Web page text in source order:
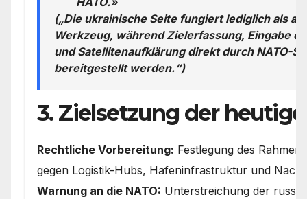
(„Die ukrainische Seite fungiert lediglich als
Werkzeug, während Zielerfassung, Eingabe
und Satellitenaufklärung direkt durch NATO-
bereitgestellt werden.“)
3. Zielsetzung der
Rechtliche Vorbereitung: Festlegung des
gegen Logistik-Hubs, Hafeninfrastruktur und
Warnung an die NATO: Unterstreichung der